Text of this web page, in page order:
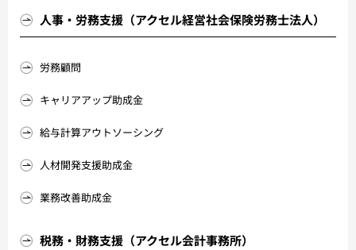
人事・労務支援（アクセル経営社会保険労務士法人）
労務顧問
キャリアアップ助成金
給与計算アウトソーシング
人材開発支援助成金
業務改善助成金
税務・財務支援（アクセル会計事務所）